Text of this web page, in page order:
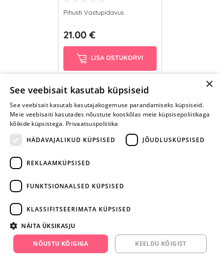
Pihusti Vastupidavus
21.00 €
LISA OSTUKORVI
facebook.com/yesyes.ee
Instagram/yesyes.ee
×
See veebisait kasutab küpsiseid
See veebisait kasutab kasutajakogemuse parandamiseks küpsiseid.
Meie veebisaiti kasutades nõustute kooskõlas meie küpsisepoliitikaga
kõikide küpsistega. Privaatsuspoliitika
HÄDAVAJALIKUD KÜPSISED
JÕUDLUSKÜPSISED
REKLAAMKÜPSISED
FUNKTSIONAALSED KÜPSISED
KLASSIFITSEERIMATA KÜPSISED
NÄITA ÜKSIKASJU
NÕUSTU KÕIGIGA KEELDU KÕIGIST